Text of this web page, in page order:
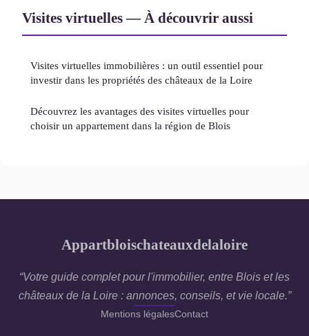
Visites virtuelles — À découvrir aussi
Visites virtuelles immobilières : un outil essentiel pour
investir dans les propriétés des châteaux de la Loire
Découvrez les avantages des visites virtuelles pour
choisir un appartement dans la région de Blois
Appartbloischateauxdelaloire
“Votre guide complet pour l'immobilier, entre Blois et les
châteaux de la Loire : annonces, conseils, et vie locale.”
Mentions légalesContact